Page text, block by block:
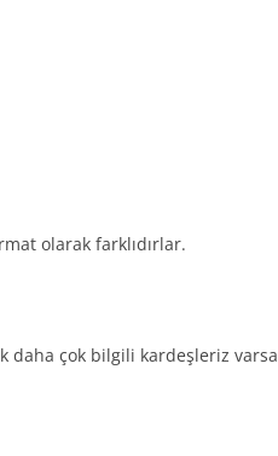
olarak farklıdırlar.
daha çok bilgili kardeşleriz varsa